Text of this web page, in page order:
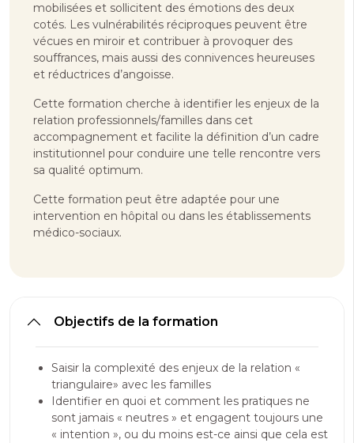
mobilisées et sollicitent des émotions des deux
cotés. Les vulnérabilités réciproques peuvent être
vécues en miroir et contribuer à provoquer des
souffrances, mais aussi des connivences heureuses
et réductrices d’angoisse.
Cette formation cherche à identifier les enjeux de la
relation professionnels/familles dans cet
accompagnement et facilite la définition d’un cadre
institutionnel pour conduire une telle rencontre vers
sa qualité optimum.
Cette formation peut être adaptée pour une
intervention en hôpital ou dans les établissements
médico-sociaux.
Objectifs de la formation
Saisir la complexité des enjeux de la relation «
triangulaire» avec les familles
Identifier en quoi et comment les pratiques ne
sont jamais « neutres » et engagent toujours une
« intention », ou du moins est-ce ainsi que cela est